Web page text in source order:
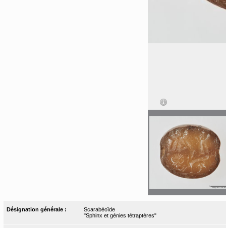
Désignation générale :
Scarabéoïde
"Sphinx et génies tétraptères"